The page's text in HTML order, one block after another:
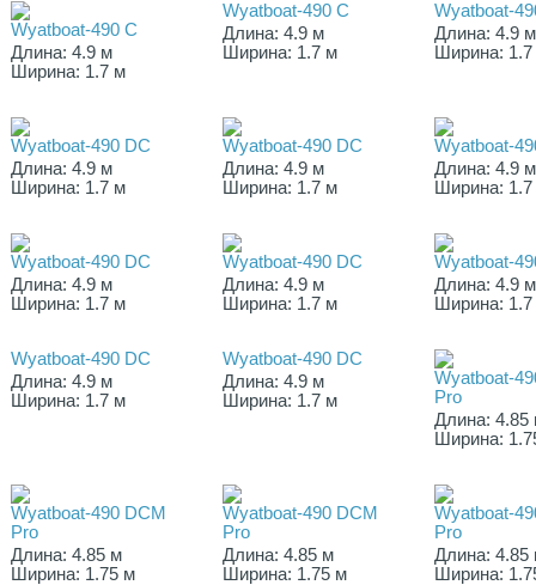
Wyatboat-490 C
Длина: 4.9 м
Ширина: 1.7 м
Wyatboat-490 C
Длина: 4.9 м
Ширина: 1.7 м
Wyatboat-
Длина: 4.9 м
Ширина:
Wyatboat-490 DC
Длина: 4.9 м
Ширина: 1.7 м
Wyatboat-490 DC
Длина: 4.9 м
Ширина: 1.7 м
Wyatboat-
Длина: 4.9 м
Ширина:
Wyatboat-490 DC
Длина: 4.9 м
Ширина: 1.7 м
Wyatboat-490 DC
Длина: 4.9 м
Ширина: 1.7 м
Wyatboat-
Длина: 4.9 м
Ширина:
Wyatboat-490 DC
Длина: 4.9 м
Ширина: 1.7 м
Wyatboat-490 DC
Длина: 4.9 м
Ширина: 1.7 м
Wyatboat-
Pro
Длина: 4.85
Ширина:
Wyatboat-490 DCM
Pro
Длина: 4.85 м
Ширина: 1.75 м
Wyatboat-490 DCM
Pro
Длина: 4.85 м
Ширина: 1.75 м
Wyatboat-
Pro
Длина: 4.85
Ширина: